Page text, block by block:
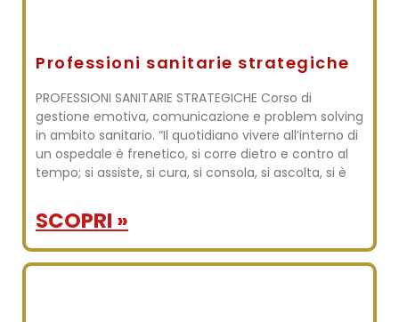
Professioni sanitarie strategiche
PROFESSIONI SANITARIE STRATEGICHE Corso di
gestione emotiva, comunicazione e problem solving
in ambito sanitario. “Il quotidiano vivere all’interno di
un ospedale è frenetico, si corre dietro e contro al
tempo; si assiste, si cura, si consola, si ascolta, si è
SCOPRI »